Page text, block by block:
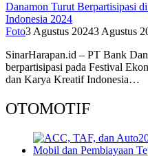
Danamon Turut Berpartisipasi
Indonesia 2024
Foto3 Agustus 20243 Agustus
SinarHarapan.id – PT Bank
berpartisipasi pada Festival
dan Karya Kreatif Indonesia…
OTOMOTIF